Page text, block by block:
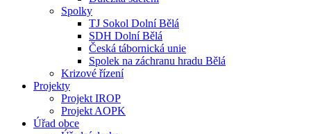
Spolky
TJ Sokol Dolní Bělá
SDH Dolní Bělá
Česká tábornická unie
Spolek na záchranu hradu Bělá
Krizové řízení
Projekty
Projekt IROP
Projekt AOPK
Úřad obce